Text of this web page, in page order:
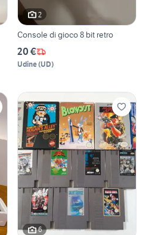
2
Console di gioco 8 bit retro
20 €
Udine(UD)
6